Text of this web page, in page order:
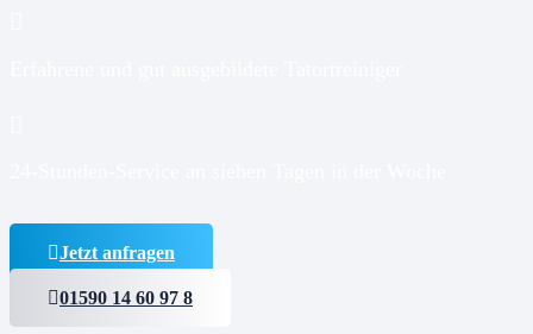
Jetzt anfragen
01590 14 60 97 8